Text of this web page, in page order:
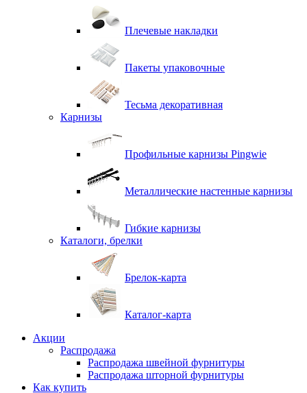
Плечевые накладки
Пакеты упаковочные
Тесьма декоративная
Карнизы
Профильные карнизы Pingwie
Металлические настенные карнизы
Гибкие карнизы
Каталоги, брелки
Брелок-карта
Каталог-карта
Акции
Распродажа
Распродажа швейной фурнитуры
Распродажа шторной фурнитуры
Как купить